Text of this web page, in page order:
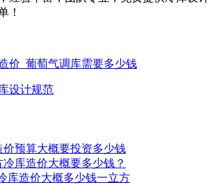
！
价_葡萄气调库需要多少钱
设计规范
价预算大概要投资多少钱
冷库造价大概要多少钱？
库造价大概多少钱一立方